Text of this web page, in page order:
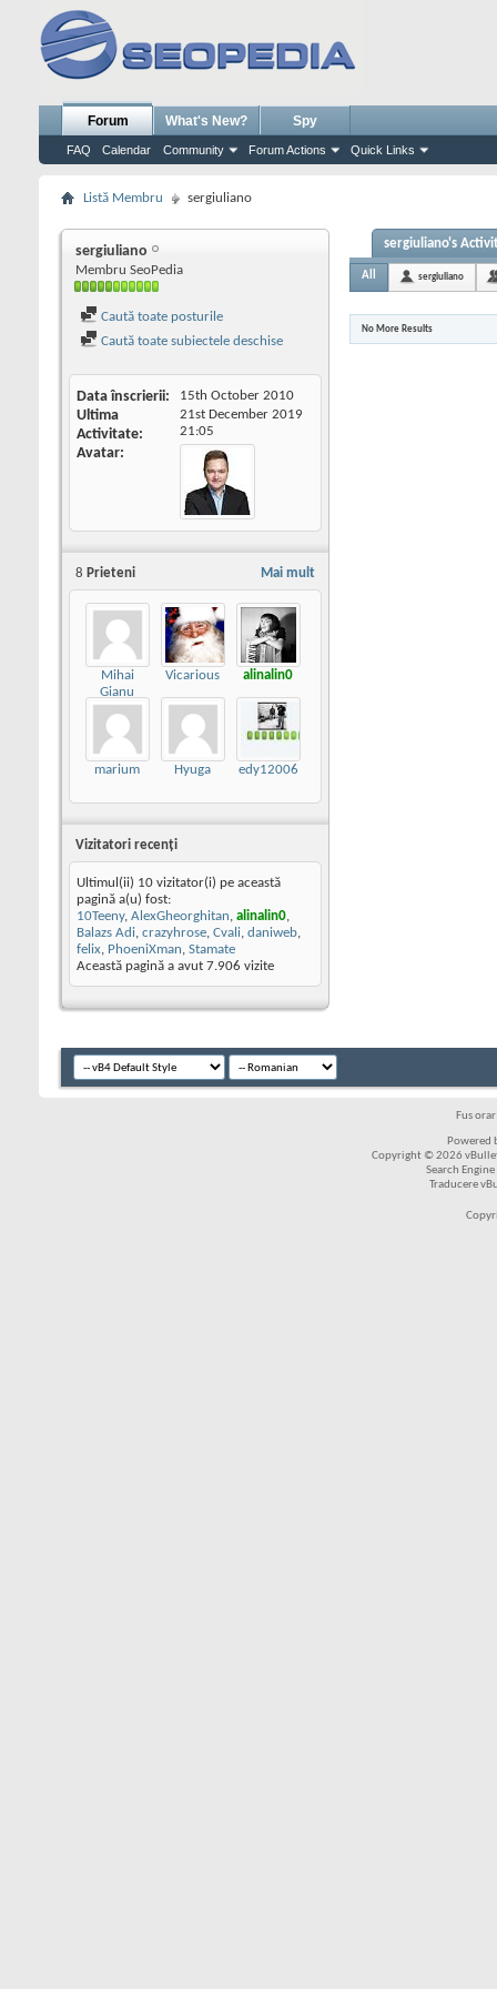
Forum
FAQ Calendar Community Forum Actions Quick Links
What's New? Spy
Listă Membru sergiuliano
sergiuliano
Membru SeoPedia
Caută toate posturile
Caută toate subiectele deschise
Data înscrierii 15th October 2010
Ultima
Activitate
21st December 2019
21:05
Avatar
Mai mult
8 Prieteni
Mihai
Gianu
Vicarious alinalin0
marium Hyuga edy12006
Vizitatori recenţi
Ultimul(ii) 10 vizitator(i) pe această
pagină a(u) fost:
10Teeny, AlexGheorghitan, alinalin0,
Balazs Adi, crazyhrose, Cvali, daniweb,
felix, PhoeniXman, Stamate
Această pagină a avut 7.906 vizite
sergiuliano's
All sergiuliano
No More Results
Fus
Powered
Copyright © 2026
Search
Traducere